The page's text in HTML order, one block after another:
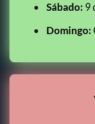
Sábado: 9
Domingo: